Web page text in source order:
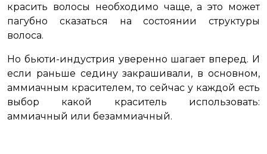
красить волосы необходимо чаще, а это может
пагубно сказаться на состоянии структуры
волоса.
Но бьюти-индустрия уверенно шагает вперед. И
если раньше седину закрашивали, в основном,
аммиачным красителем, то сейчас у каждой есть
выбор какой краситель использовать:
аммиачный или безаммиачный.